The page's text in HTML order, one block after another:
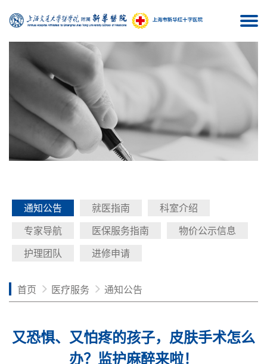
通知公告 就医指南
科室介绍
专家导航
医保服务指南
物价公示信息
护理团队
进修申请
首页 医疗服务 通知公告
又恐惧、又怕疼的孩子，皮肤手术怎么
办？监护麻醉来啦！